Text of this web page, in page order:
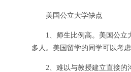
美国公立大学缺点
1、师生比例高。美国公立大
多人。美国留学的同学可以考
2、难以与教授建立直接的沟